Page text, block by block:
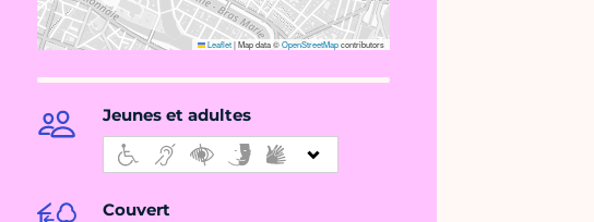
Leaflet|Map data ©OpenStreetMapcontributors
Jeunes et adultes
Couvert